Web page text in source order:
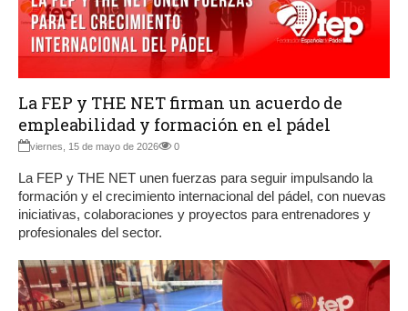
La FEP y THE NET firman un acuerdo de
empleabilidad y formación en el pádel
viernes, 15 de mayo de 2026 0
La FEP y THE NET unen fuerzas para seguir impulsando la
formación y el crecimiento internacional del pádel, con nuevas
iniciativas, colaboraciones y proyectos para entrenadores y
profesionales del sector.